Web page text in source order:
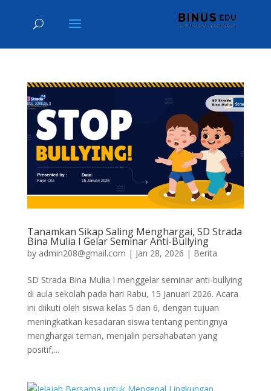
Tanamkan Sikap Saling Menghargai, SD Strada
Bina Mulia I Gelar Seminar Anti-Bullying
by admin208@gmail.com | Jan 28, 2026 | Berita
SD Strada Bina Mulia I menggelar seminar anti-bullying
di aula sekolah pada hari Rabu, 15 Januari 2026. Acara
ini diikuti oleh siswa kelas 5 dan 6, dengan tujuan
meningkatkan kesadaran siswa tentang pentingnya
menghargai teman, menjalin persahabatan yang
positif,...